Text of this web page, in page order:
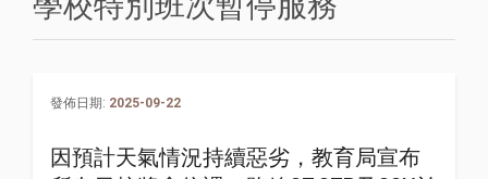
發佈日期: 2025-09-22
因預計天氣情況持續惡劣，教育局宣布